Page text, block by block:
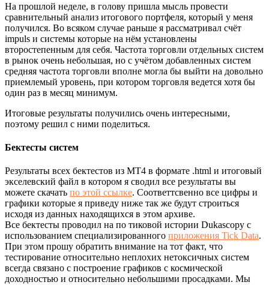
На прошлой неделе, в голову пришла мысль провести
сравнительный анализ итогового портфеля, который у меня
получился. Во всяком случае раньше я рассматривал счёт
impuls и системы которые на нём установлены
второстепенным для себя. Частота торговли отдельных систем
в рынок очень небольшая, но с учётом добавленных систем
средняя частота торговли вполне могла бы выйти на довольно
приемлемый уровень, при котором торговля ведется хотя бы
один раз в месяц минимум.
Итоговые результаты получились очень интересными,
поэтому решил с ними поделиться.
Бектесты систем
Результаты всех бектестов из МТ4 в формате .html и итоговый
экселевский файл в котором я сводил все результаты вы
можете скачать по этой ссылке. Соответтсвенно все цифры и
графики которые я приведу ниже так же будут строиться
исходя из данных находящихся в этом архиве.
Все бектесты проводил на по тиковой истории Dukascopy с
использованием специализированного приложения Tick Data.
При этом прошу обратить внимание на тот факт, что
тестирование относительно неплохих нетоксичных систем
всегда связано с построение графиков с космической
доходностью и относительно небольшими просадками. Мы